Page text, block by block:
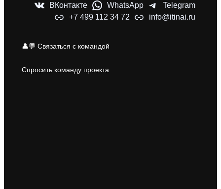
ВКонтакте
WhatsApp
Telegram
+7 499 112 34 72
info@itinai.ru
👤💬 Связаться с командой
Спросить команду проекта